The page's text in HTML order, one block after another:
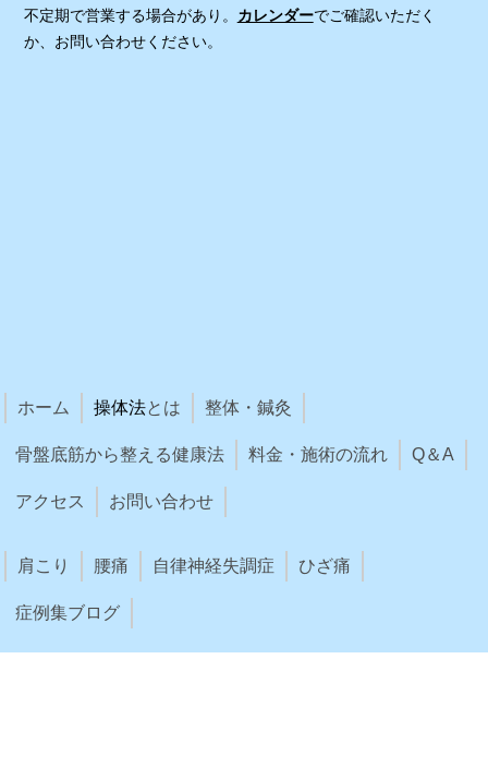
不定期で営業する場合があり。 カレンダーでご確認いただく
か、お問い合わせください。
ホーム 操体法とは 整体・鍼灸
骨盤底筋から整える健康法 料金・施術の流れ Q＆A
アクセス お問い合わせ
肩こり 腰痛 自律神経失調症 ひざ痛
症例集ブログ